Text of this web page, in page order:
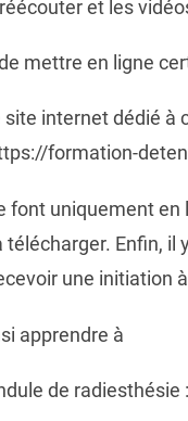
et les
mettre en ligne
site internet dédié
formation-
font uniquement en
télécharger. Enfin, il
une initiation
apprendre à
de radiesthésie :